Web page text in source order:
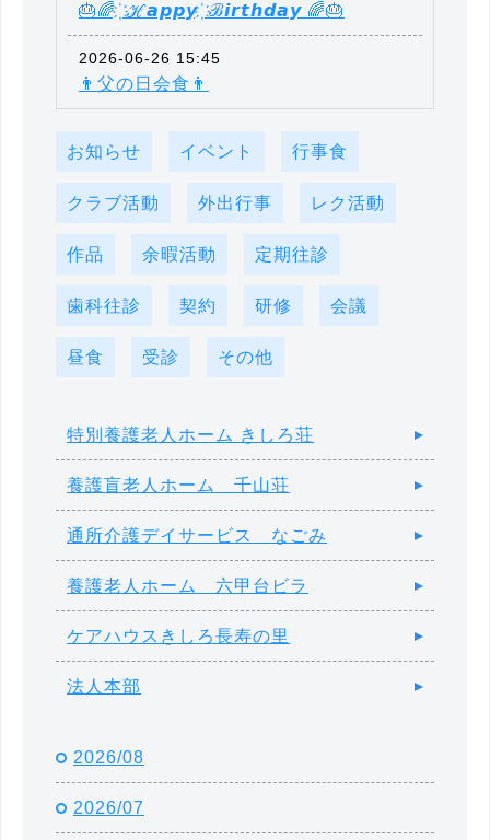
🎂🌈 ҉ ℋ𝙖𝙥𝙥𝙮 ҉ ℬ𝙞𝙧𝙩𝙝𝙙𝙖𝙮 🌈🎂
2026-06-26 15:45
👨父の日会食👨
お知らせ イベント 行事食
クラブ活動 外出行事 レク活動
作品 余暇活動 定期往診
歯科往診 契約 研修 会議
昼食 受診 その他
特別養護老人ホーム きしろ荘
養護盲老人ホーム 千山荘
通所介護デイサービス なごみ
養護老人ホーム 六甲台ビラ
ケアハウスきしろ長寿の里
法人本部
2026/08
2026/07